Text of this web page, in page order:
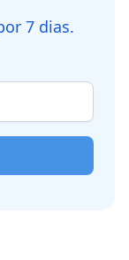
7 dias.